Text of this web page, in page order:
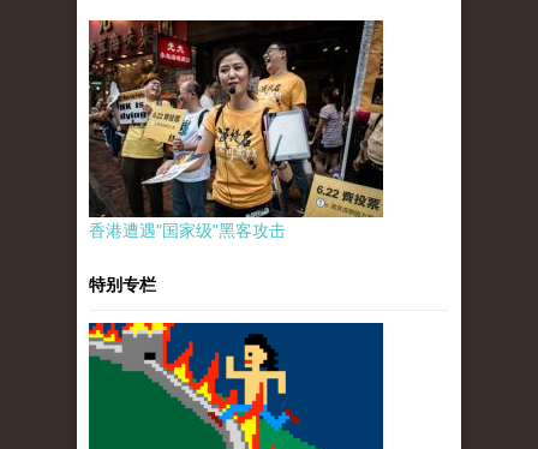
香港遭遇"国家级"黑客攻击
特别专栏